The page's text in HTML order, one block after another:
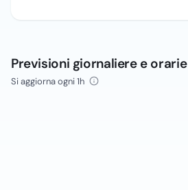
Previsioni giornaliere e orarie
Si aggiorna ogni 1h